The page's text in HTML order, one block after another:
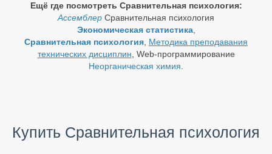
Ещё где посмотреть Сравнительная психология:
Ассемблер Сравнительная психология
Экономическая статистика,
Сравнительная психология, Методика преподавания
технических дисциплин, Web-программирование
Неорганическая химия.
Купить Сравнительная психология